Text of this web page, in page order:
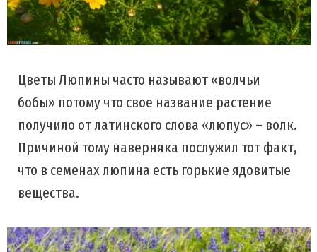
Цветы Люпины часто называют «волчьи
бобы» потому что свое название растение
получило от латинского слова «люпус» – волк.
Причиной тому наверняка послужил тот факт,
что в семенах люпина есть горькие ядовитые
вещества.